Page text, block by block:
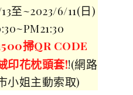
至~2023/6/11(日)
掃QR CODE
印花枕頭套!!(網路
小姐主動索取)